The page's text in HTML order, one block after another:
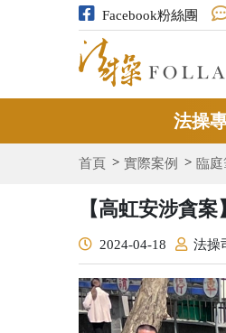
Facebook粉絲團
法操
首頁 實際案例 臨
【高虹安涉貪
2024-04-18 法操